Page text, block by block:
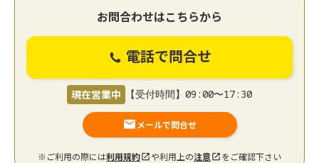
お問合わせはこちらから
電話で問合せ
現在営業中 【受付時間】09:00〜17:30
メールで問合せ
※ご利用の際には利用規約 や利用上の注意 をご確認下さい